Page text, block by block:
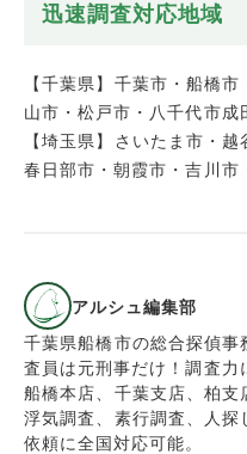
迅速調査対応地域
【千葉県】千葉市・船橋
山市・松戸市・八千代市成
【埼玉県】さいたま市・
春日部市・朝霞市・吉川市
アルシュ編集部
千葉県船橋市の総合探偵
査員は元刑事だけ！調査力
船橋本店、千葉支店、柏支
浮気調査、素行調査、人
依頼に全国対応可能。